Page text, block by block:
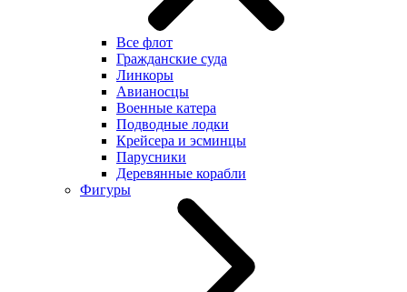
Все флот
Гражданские суда
Линкоры
Авианосцы
Военные катера
Подводные лодки
Крейсера и эсминцы
Парусники
Деревянные корабли
Фигуры